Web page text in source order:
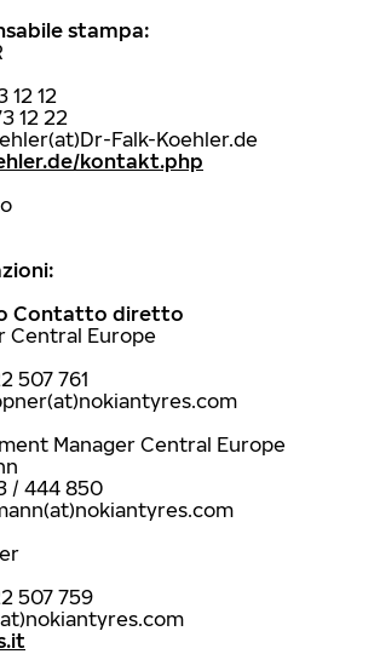
stampa:
12 12
12 22
Falk-Koehler.de
kontakt.php
Contatto diretto
Central Europe
507 761
Manager Central Europe
/ 444 850
507 759